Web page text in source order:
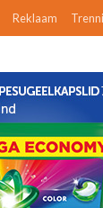
Reklaam